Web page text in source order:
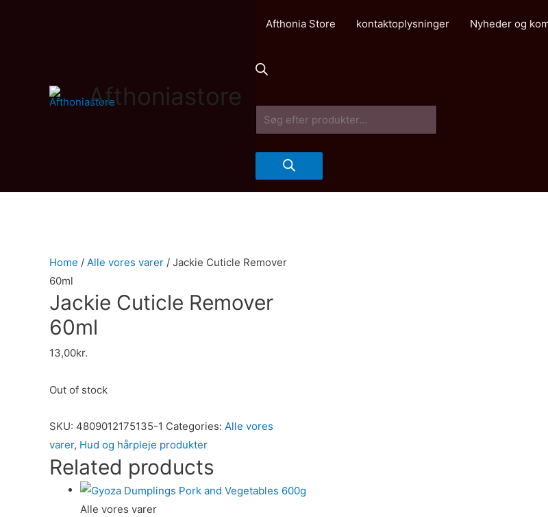
Afthoniastore
Afthonia Store kontaktoplysninger Nyheder og
Products
search
Home / Alle vores varer / Jackie Cuticle Remover
60ml
Jackie Cuticle Remover
60ml
13,00kr.
Out of stock
SKU: 4809012175135-1 Categories: Alle vores
varer, Hud og hårpleje produkter
Related products
Alle vores varer